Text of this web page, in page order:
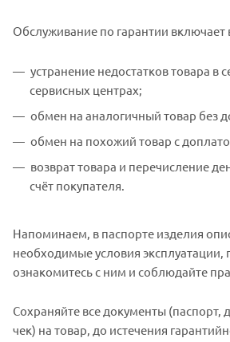
Обслуживание по гарантии включает
устранение недостатков товара в
сервисных центрах;
обмен на аналогичный товар без
обмен на похожий товар с
возврат товара и перечисление
счёт покупателя.
Напоминаем, в паспорте изделия
необходимые условия эксплуатации,
ознакомитесь с ним и соблюдайте
Сохраняйте все документы (паспорт,
чек) на товар, до истечения